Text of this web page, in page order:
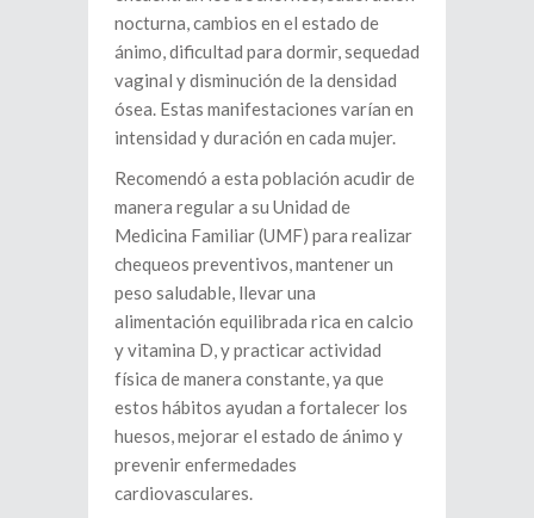
nocturna, cambios en el estado de
ánimo, dificultad para dormir, sequedad
vaginal y disminución de la densidad
ósea. Estas manifestaciones varían en
intensidad y duración en cada mujer.
Recomendó a esta población acudir de
manera regular a su Unidad de
Medicina Familiar (UMF) para realizar
chequeos preventivos, mantener un
peso saludable, llevar una
alimentación equilibrada rica en calcio
y vitamina D, y practicar actividad
física de manera constante, ya que
estos hábitos ayudan a fortalecer los
huesos, mejorar el estado de ánimo y
prevenir enfermedades
cardiovasculares.